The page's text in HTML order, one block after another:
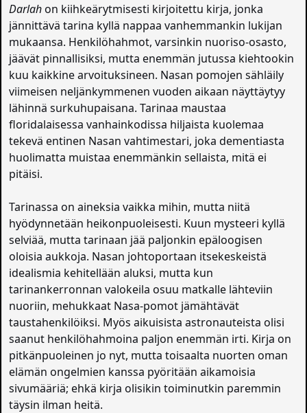
Darlahon kiihkeärytmisesti kirjoitettu kirja, jonka
jännittävä tarina kyllä nappaa vanhemmankin lukijan
mukaansa. Henkilöhahmot, varsinkin nuoriso-osasto,
jäävät pinnallisiksi, mutta enemmän jutussa kiehtookin
kuu kaikkine arvoituksineen. Nasan pomojen sähläily
viimeisen neljänkymmenen vuoden aikaan näyttäytyy
lähinnä surkuhupaisana. Tarinaa maustaa
floridalaisessa vanhainkodissa hiljaista kuolemaa
tekevä entinen Nasan vahtimestari, joka dementiasta
huolimatta muistaa enemmänkin sellaista, mitä ei
pitäisi.
Tarinassa on aineksia vaikka mihin, mutta niitä
hyödynnetään heikonpuoleisesti. Kuun mysteeri kyllä
selviää, mutta tarinaan jää paljonkin epäloogisen
oloisia aukkoja. Nasan johtoportaan itsekeskeistä
idealismia kehitellään aluksi, mutta kun
tarinankerronnan valokeila osuu matkalle lähteviin
nuoriin, mehukkaat Nasa-pomot jämähtävät
taustahenkilöiksi. Myös aikuisista astronauteista olisi
saanut henkilöhahmoina paljon enemmän irti. Kirja on
pitkänpuoleinen jo nyt, mutta toisaalta nuorten oman
elämän ongelmien kanssa pyöritään aikamoisia
sivumääriä; ehkä kirja olisikin toiminutkin paremmin
täysin ilman heitä.